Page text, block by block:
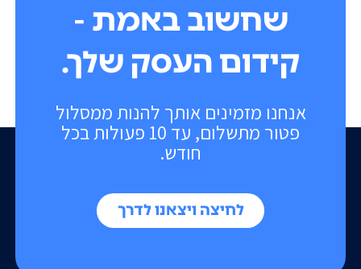
אנחנו מזמינים אותך להנות ממסלול
פטור מתשלום, עד 10 פעולות בכל
חודש.
לחיצה ויצאנו לדרך
שחשוב באמת -
קידום העסק שלך.